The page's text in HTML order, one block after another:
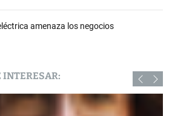
amenaza los negocios
INTERESAR: